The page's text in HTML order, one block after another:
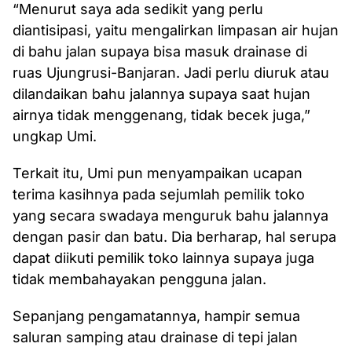
“Menurut saya ada sedikit yang perlu
diantisipasi, yaitu mengalirkan limpasan air hujan
di bahu jalan supaya bisa masuk drainase di
ruas Ujungrusi-Banjaran. Jadi perlu diuruk atau
dilandaikan bahu jalannya supaya saat hujan
airnya tidak menggenang, tidak becek juga,”
ungkap Umi.
Terkait itu, Umi pun menyampaikan ucapan
terima kasihnya pada sejumlah pemilik toko
yang secara swadaya menguruk bahu jalannya
dengan pasir dan batu. Dia berharap, hal serupa
dapat diikuti pemilik toko lainnya supaya juga
tidak membahayakan pengguna jalan.
Sepanjang pengamatannya, hampir semua
saluran samping atau drainase di tepi jalan